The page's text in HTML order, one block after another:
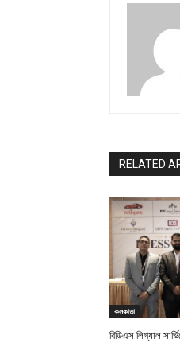
RELATED
কলকাতা
বিডিএস লিগ্যাল